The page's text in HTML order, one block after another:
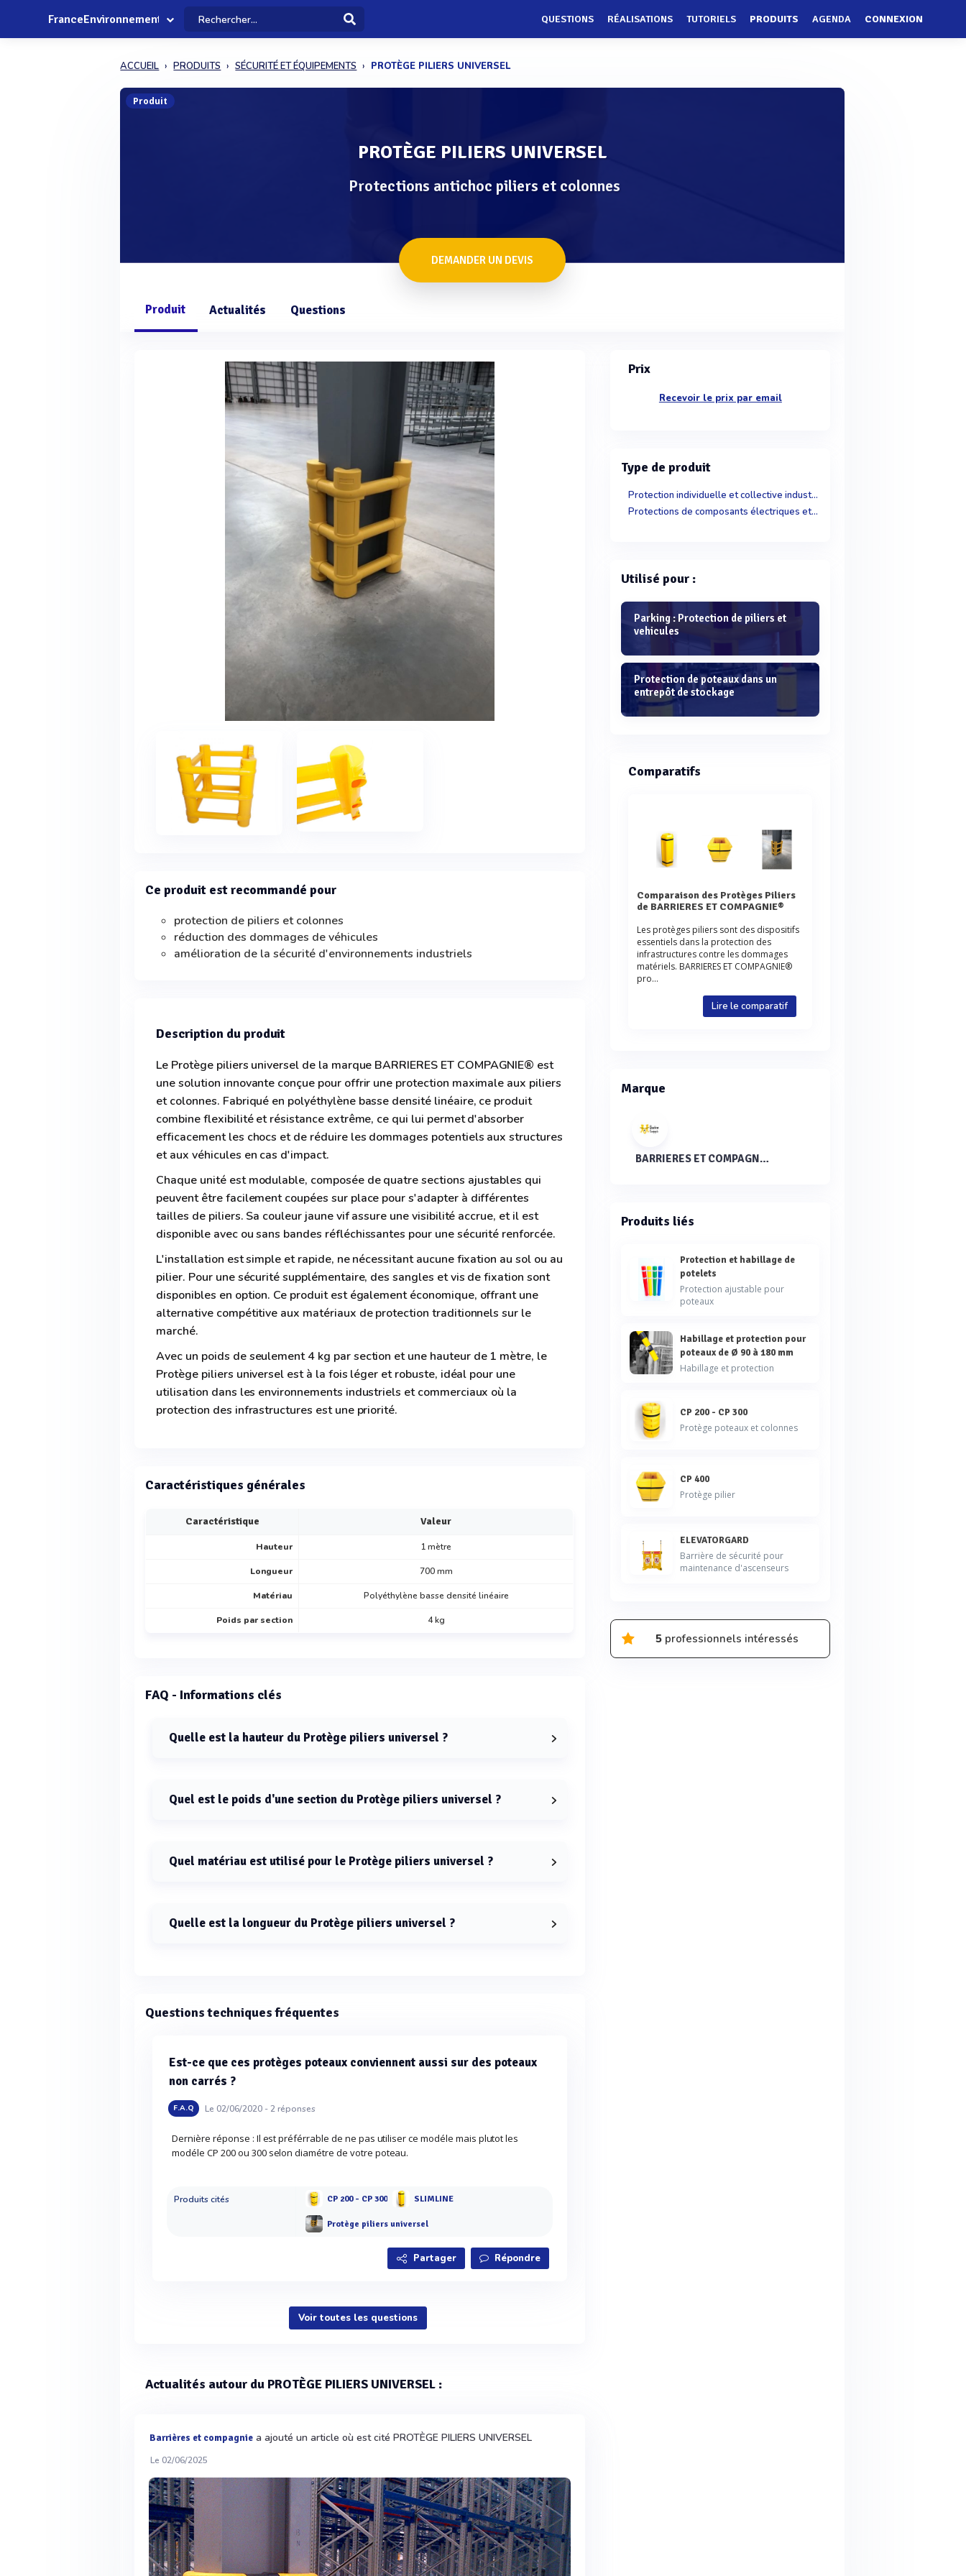
FranceEnvironnement QUESTIONS RÉALISATIONS TUTORIELS PRODUITS AGENDA CONNEXION
ACCUEIL PRODUITS SÉCURITÉ ET ÉQUIPEMENTS PROTÈGE PILIERS UNIVERSEL
Produit
PROTÈGE PILIERS UNIVERSEL
Protections antichoc piliers et colonnes
DEMANDER UN DEVIS
Produit Actualités Questions
Ce produit est recommandé pour
protection de piliers et colonnes
réduction des dommages de véhicules
amélioration de la sécurité d'environnements industriels
Description du produit
Le Protège piliers universel de la marque BARRIERES ET COMPAGNIE® est
une solution innovante conçue pour offrir une protection maximale aux piliers
et colonnes. Fabriqué en polyéthylène basse densité linéaire, ce produit
combine flexibilité et résistance extrême, ce qui lui permet d'absorber
efficacement les chocs et de réduire les dommages potentiels aux structures
et aux véhicules en cas d'impact.
Chaque unité est modulable, composée de quatre sections ajustables qui
peuvent être facilement coupées sur place pour s'adapter à différentes
tailles de piliers. Sa couleur jaune vif assure une visibilité accrue, et il est
disponible avec ou sans bandes réfléchissantes pour une sécurité renforcée.
L'installation est simple et rapide, ne nécessitant aucune fixation au sol ou au
pilier. Pour une sécurité supplémentaire, des sangles et vis de fixation sont
disponibles en option. Ce produit est également économique, offrant une
alternative compétitive aux matériaux de protection traditionnels sur le
marché.
Avec un poids de seulement 4 kg par section et une hauteur de 1 mètre, le
Protège piliers universel est à la fois léger et robuste, idéal pour une
utilisation dans les environnements industriels et commerciaux où la
protection des infrastructures est une priorité.
Caractéristiques générales
Caractéristique Valeur
Hauteur 1 mètre
Longueur 700 mm
Matériau Polyéthylène basse densité linéaire
Poids par section 4 kg
FAQ - Informations clés
Quelle est la hauteur du Protège piliers universel ?
Quel est le poids d'une section du Protège piliers universel ?
Quel matériau est utilisé pour le Protège piliers universel ?
Quelle est la longueur du Protège piliers universel ?
Questions techniques fréquentes
Est-ce que ces protèges poteaux conviennent aussi sur des poteaux
non carrés ?
F.A.Q Le 02/06/2020 -2réponses
Dernière réponse : Il est préférrable de ne pas utiliser ce modéle mais plutot les
modéle CP 200 ou 300 selon diamétre de votre poteau.
Produits cités CP 200 - CP 300 SLIMLINE
Protège piliers universel
Partager Répondre
Voir toutes les questions
Actualités autour du PROTÈGE PILIERS UNIVERSEL :
Barrières et compagnie a ajouté un article où est cité PROTÈGE PILIERS UNIVERSEL
Le 02/06/2025
Prix
Recevoir le prix par email
Type de produit
Protection individuelle et collective industrie
Protections de composants électriques et électroniques
Utilisé pour :
Parking : Protection de piliers et
vehicules
Protection de poteaux dans un
entrepôt de stockage
Comparatifs
Comparaison des Protèges Piliers
de BARRIERES ET COMPAGNIE®
Les protèges piliers sont des dispositifs
essentiels dans la protection des
infrastructures contre les dommages
matériels. BARRIERES ET COMPAGNIE®
pro...
Lire le comparatif
Marque
BARRIERES ET COMPAGNIE®
Produits liés
Protection et habillage de
potelets
Protection ajustable pour
poteaux
Habillage et protection pour
poteaux de Ø 90 à 180 mm
Habillage et protection
CP 200 - CP 300
Protège poteaux et colonnes
CP 400
Protège pilier
ELEVATORGARD
Barrière de sécurité pour
maintenance d'ascenseurs
5professionnels intéressés